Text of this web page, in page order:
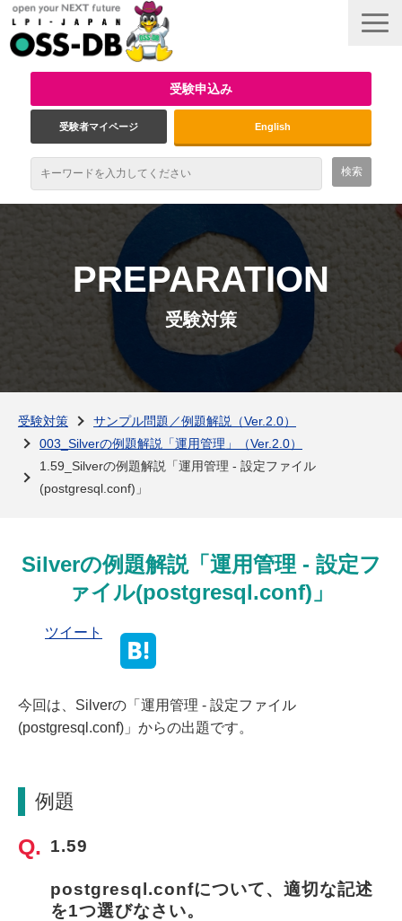
受験申込み
受験者マイページ English
試験概要
資格取得のメリット
受験対策
PREPARATION
受験対策
受験対策
サンプル問題／例題解説（Ver.2.0）
003_Silverの例題解説「運用管理」（Ver.2.0）
1.59_Silverの例題解説「運用管理 - 設定ファイル
(postgresql.conf)」
Silverの例題解説「運用管理 - 設定フ
ァイル(postgresql.conf)」
ツイート
今回は、Silverの「運用管理 - 設定ファイル
(postgresql.conf)」からの出題です。
例題
1.59
postgresql.confについて、適切な記述
を1つ選びなさい。